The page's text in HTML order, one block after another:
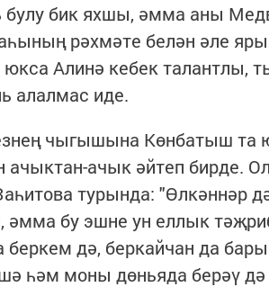
бу­лу бик ях­шы, әм­ма аны
рәх­мә­те бе­лән әле
юк­са Али­нә ке­бек та­лант­лы,
алал­мас иде.
чы­гы­шы­на Көн­ба­тыш та
ачык әй­теп бир­де.
ту­рын­да: "Өл­кән­нәр
бу эш­не ун ел­лык
бер­кем дә, бер­кай­чан да
һәм мо­ны дөнь­я­да бе­рәү